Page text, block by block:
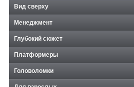
Вид сверху
Менеджмент
Глубокий сюжет
Платформеры
Головоломки